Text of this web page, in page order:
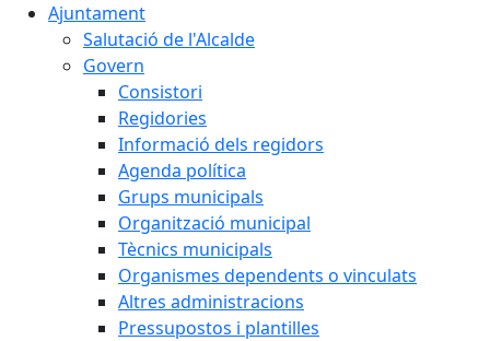
Ajuntament
Salutació de l'Alcalde
Govern
Consistori
Regidories
Informació dels regidors
Agenda política
Grups municipals
Organització municipal
Tècnics municipals
Organismes dependents o vinculats
Altres administracions
Pressupostos i plantilles